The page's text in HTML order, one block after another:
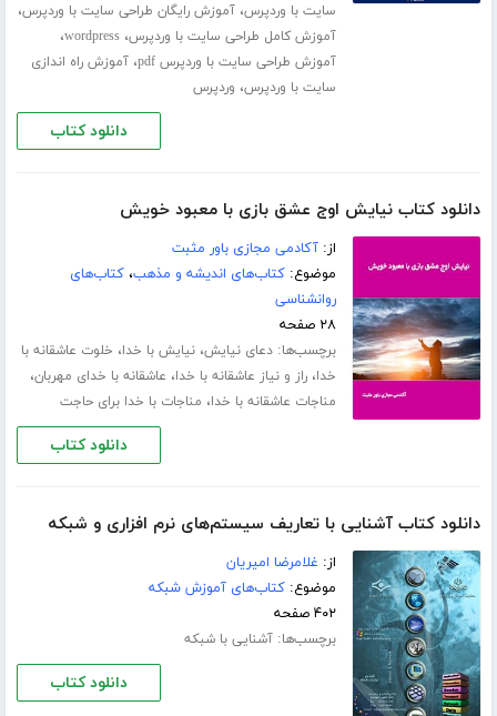
سایت با وردپرس،آموزش رایگان طراحی سایت با وردپرس،
آموزش کامل طراحی سایت با وردپرس،wordpress،
آموزش طراحی سایت با وردپرس pdf ،آموزش راه اندازی
سایت با وردپرس، وردپرس
دانلود کتاب
دانلود کتاب نیایش اوج عشق بازی با معبود خویش
از:آکادمی مجازی باور مثبت
موضوع:کتاب‌های اندیشه و مذهب،کتاب‌های
روانشناسی
۲۸ صفحه
برچسب‌ها:دعای نیایش،نیایش با خدا، خلوت عاشقانه با
خدا،راز و نیاز عاشقانه با خدا، عاشقانه با خدای مهربان،
مناجات عاشقانه با خدا، مناجات با خدا برای حاجت
دانلود کتاب
دانلود کتاب آشنایی با تعاریف سیستم‌های نرم افزاری و شبکه
از: غلامرضا امیریان
موضوع:کتاب‌های آموزش شبکه
۴۰۲ صفحه
برچسب‌ها:آشنایی با شبکه
دانلود کتاب